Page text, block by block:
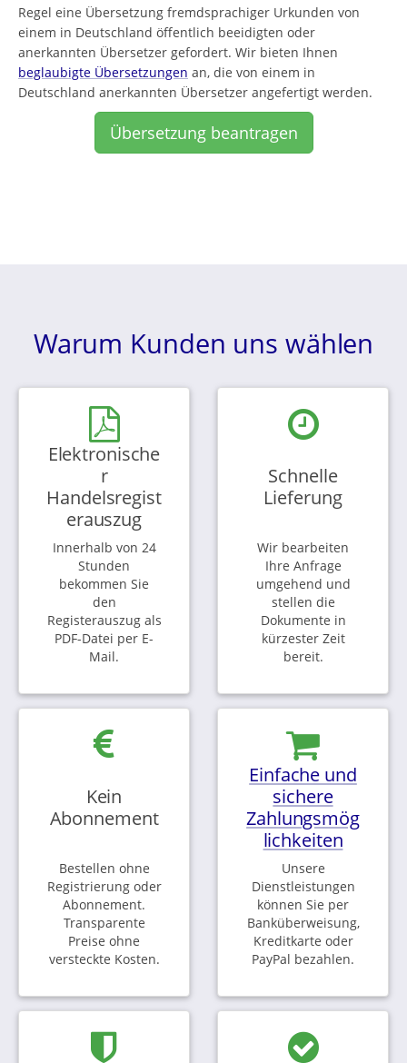
Regel eine Übersetzung fremdsprachiger Urkunden von
einem in Deutschland öffentlich beeidigten oder
anerkannten Übersetzer gefordert. Wir bieten Ihnen
beglaubigte Übersetzungen an, die von einem in
Deutschland anerkannten Übersetzer angefertigt werden.
Übersetzung beantragen
Warum Kunden uns wählen
Elektronische
r
Handelsregist
erauszug
Innerhalb von 24
Stunden
bekommen Sie
den
Registerauszug als
PDF-Datei per E-
Mail.
Schnelle
Lieferung
Wir bearbeiten
Ihre Anfrage
umgehend und
stellen die
Dokumente in
kürzester Zeit
bereit.
Kein
Abonnement
Bestellen ohne
Registrierung oder
Abonnement.
Transparente
Preise ohne
versteckte Kosten.
Einfache und
sichere
Zahlungsmög
lichkeiten
Unsere
Dienstleistungen
können Sie per
Banküberweisung,
Kreditkarte oder
PayPal bezahlen.